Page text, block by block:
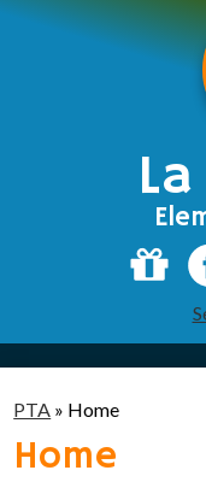
Students
PTA » Home
Home